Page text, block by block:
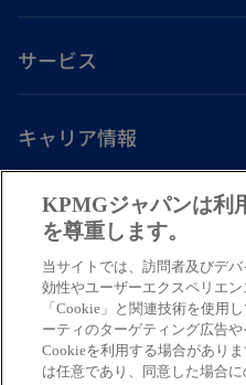
サービス
キャリア情報
し
い
タ
ブ
で
開
新
し
タ
ブ
で
開
免責事項プライバシーポリシー
© 2026 KPMG AZSA LLC, a limited
incorporated under the Japanese
a member firm of the KPMG
firms affiliated with KPMG
KPMGジャパンは利
を尊重します。
当サイトでは、訪問者及びデ
効性やユーザーエクスペリエ
「Cookie」と関連技術を使用
ーティのターゲティング広告
Cookieを利用する場合があり
は任意であり、同意した場合